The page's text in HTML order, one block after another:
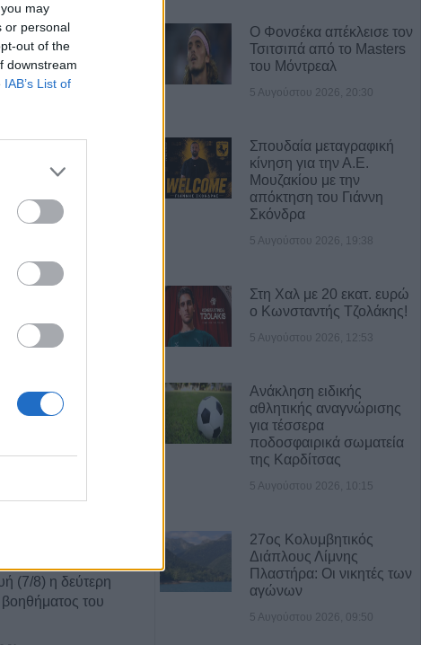
may
or personal
out of the
downstream
IAB’s List of
ΝΕΑ
δύο
Ταξιάρχη
– Μεγάλη
της Πυροσβεστικής
(7/8) η δεύτερη
του
Ο Φονσέκα απέκλεισε τον
Τσιτσιπά από το Masters
του Μόντρεαλ
5 Αυγούστου 2026, 20:30
Σπουδαία μεταγραφική
κίνηση για την Α.Ε.
Μουζακίου με την
απόκτηση του Γιάννη
Σκόνδρα
5 Αυγούστου 2026, 19:38
Στη Χαλ με 20 εκατ. ευρώ
ο Κωνσταντής Τζολάκης!
5 Αυγούστου 2026, 12:53
Ανάκληση ειδικής
αθλητικής αναγνώρισης
για τέσσερα
ποδοσφαιρικά σωματεία
της Καρδίτσας
5 Αυγούστου 2026, 10:15
27ος Κολυμβητικός
Διάπλους Λίμνης
Πλαστήρα: Οι νικητές των
αγώνων
5 Αυγούστου 2026, 09:50